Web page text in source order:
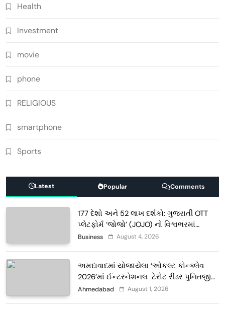
Health
Investment
movie
phone
RELIGIOUS
smartphone
Sports
Latest Popular Comments
177 દેશો અને 52 લાખ દર્શકો: ગુજરાતી OTT
પ્લેટફોર્મ ‘જોજો’ (JOJO) નો વિશ્વભરમાં
દબદબો
Business August 4, 2026
અમદાવાદમાં યોજાયેલા ‘ઓકલ્ટ કોન્ક્લેવ
2026’માં ઈન્ટરનેશનલ ટેરોટ રીડર પુનિતજી
લુલ્લા એ ટેરોટ કાર્ડ રીડિંગ અંગે માહિતી આપી
Ahmedabad August 1, 2026